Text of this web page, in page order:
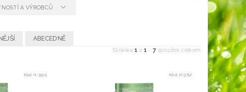
A VÝROBCŮ
ABECEDNĚ
Stránka1 z 1 -7 položek celkem
Kód:H-3912 Kód: H-3712